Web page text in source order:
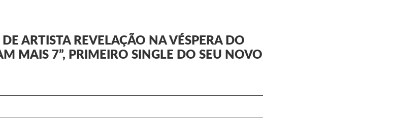
ARTISTA REVELAÇÃO NA VÉSPERA DO
MAIS 7”, PRIMEIRO SINGLE DO SEU NOVO